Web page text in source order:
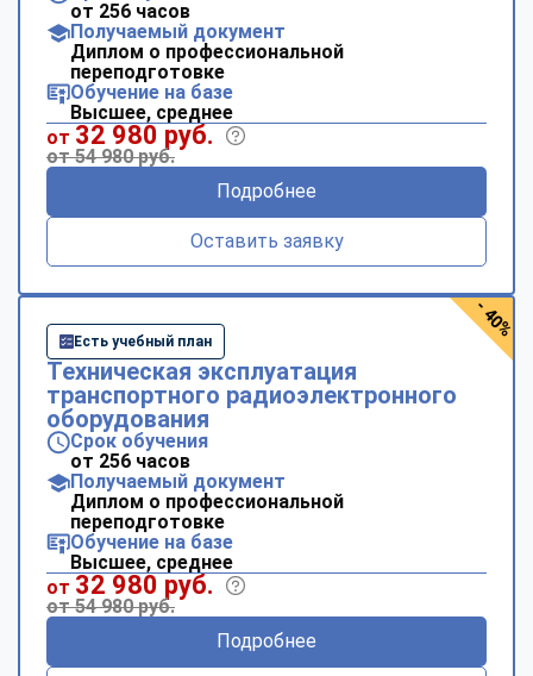
от 256 часов
Получаемый документ
Диплом о профессиональной
переподготовке
Обучение на базе
Высшее, среднее
от 32 980 руб.
от 54 980 руб.
Подробнее
Оставить заявку
Есть учебный план
Техническая эксплуатация
транспортного радиоэлектронного
оборудования
Срок обучения
от 256 часов
Получаемый документ
Диплом о профессиональной
переподготовке
Обучение на базе
Высшее, среднее
от 32 980 руб.
от 54 980 руб.
Подробнее
- 40%